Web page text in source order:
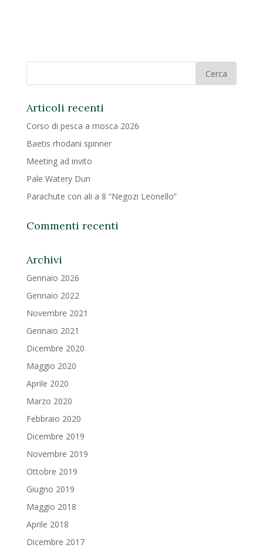
Articoli recenti
Corso di pesca a mosca 2026
Baetis rhodani spinner
Meeting ad invito
Pale Watery Dun
Parachute con ali a 8 “Negozi Leonello”
Commenti recenti
Archivi
Gennaio 2026
Gennaio 2022
Novembre 2021
Gennaio 2021
Dicembre 2020
Maggio 2020
Aprile 2020
Marzo 2020
Febbraio 2020
Dicembre 2019
Novembre 2019
Ottobre 2019
Giugno 2019
Maggio 2018
Aprile 2018
Dicembre 2017